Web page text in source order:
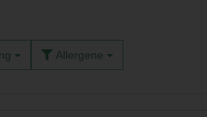
Allergene